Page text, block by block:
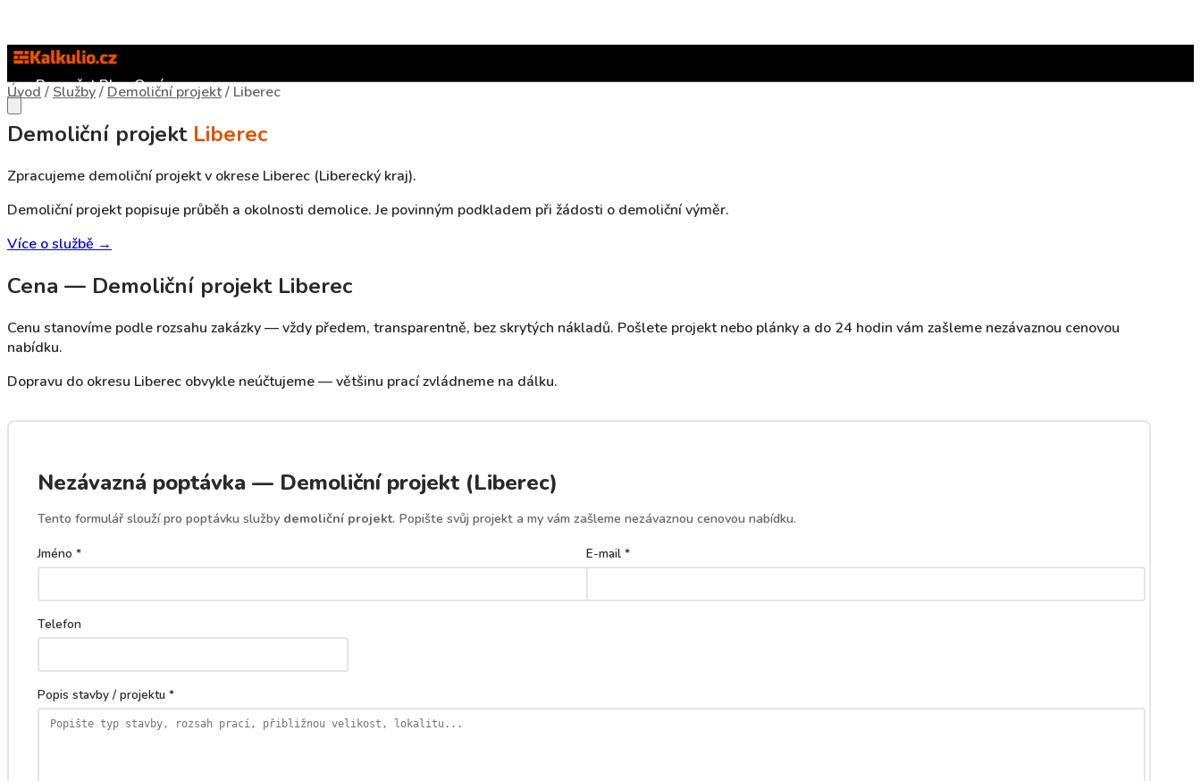
RozpočetBlogO nás
Úvod / Služby/ Demoliční projekt/ Liberec
Demoliční projekt Liberec
Zpracujeme demoliční projekt v okrese Liberec (Liberecký kraj).
Demoliční projekt popisuje průběh a okolnosti demolice. Je povinným podkladem při žádosti o demoliční výměr.
Více o službě →
Cena — Demoliční projekt Liberec
Cenu stanovíme podle rozsahu zakázky — vždy předem, transparentně, bez skrytých nákladů. Pošlete projekt nebo plánky a do 24 hodin vám zašleme nezávaznou cenovou
nabídku.
Dopravu do okresu Liberec obvykle neúčtujeme — většinu prací zvládneme na dálku.
Nezávazná poptávka — Demoliční projekt (Liberec)
Tento formulář slouží pro poptávku služby demoliční projekt. Popište svůj projekt a my vám zašleme nezávaznou cenovou nabídku.
Jméno * E-mail *
Telefon
Popis stavby / projektu *